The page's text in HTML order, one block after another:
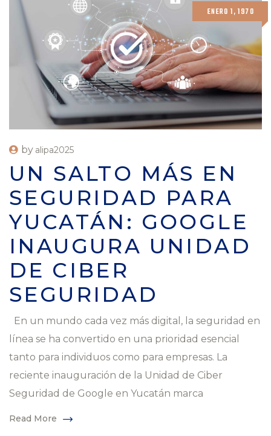
ENERO 1, 1970
by alipa2025
UN SALTO MÁS EN
SEGURIDAD PARA
YUCATÁN: GOOGLE
INAUGURA UNIDAD
DE CIBER
SEGURIDAD
En un mundo cada vez más digital, la seguridad en
línea se ha convertido en una prioridad esencial
tanto para individuos como para empresas. La
reciente inauguración de la Unidad de Ciber
Seguridad de Google en Yucatán marca
Read More